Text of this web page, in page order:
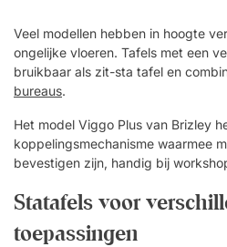
Veel modellen hebben in hoogte
ongelijke vloeren. Tafels met een
bruikbaar als zit-sta tafel en
bureaus.
Het model Viggo Plus van Brizley
koppelingsmechanisme waarmee
bevestigen zijn, handig bij
Statafels voor
toepassingen